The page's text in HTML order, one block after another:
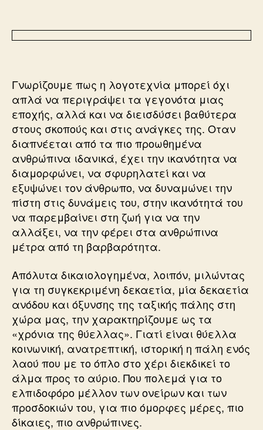
Γνωρίζουμε πως η λογοτεχνία μπορεί όχι
απλά να περιγράψει τα γεγονότα μιας
εποχής, αλλά και να διεισδύσει βαθύτερα
στους σκοπούς και στις ανάγκες της. Οταν
διαπνέεται από τα πιο προωθημένα
ανθρώπινα ιδανικά, έχει την ικανότητα να
διαμορφώνει, να σφυρηλατεί και να
εξυψώνει τον άνθρωπο, να δυναμώνει την
πίστη στις δυνάμεις του, στην ικανότητά του
να παρεμβαίνει στη ζωή για να την
αλλάξει, να την φέρει στα ανθρώπινα
μέτρα από τη βαρβαρότητα.
Απόλυτα δικαιολογημένα, λοιπόν, μιλώντας
για τη συγκεκριμένη δεκαετία, μία δεκαετία
ανόδου και όξυνσης της ταξικής πάλης στη
χώρα μας, την χαρακτηρίζουμε ως τα
«χρόνια της θύελλας». Γιατί είναι θύελλα
κοινωνική, ανατρεπτική, ιστορική η πάλη ενός
λαού που με το όπλο στο χέρι διεκδικεί το
άλμα προς το αύριο. Που πολεμά για το
ελπιδοφόρο μέλλον των ονείρων και των
προσδοκιών του, για πιο όμορφες μέρες, πιο
δίκαιες, πιο ανθρώπινες.